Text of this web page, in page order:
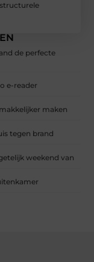
de perfecte
e-reader
maken
tegen brand
weekend van